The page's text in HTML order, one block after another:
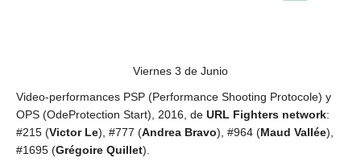
Viernes 3 de Junio
Video-performances PSP (Performance Shooting Protocole) y
OPS (OdeProtection Start), 2016, de URL Fighters network:
#215 (Victor Le), #777 (Andrea Bravo), #964 (Maud Vallée),
#1695 (Grégoire Quillet).